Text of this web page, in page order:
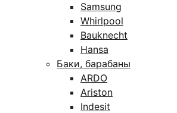
Samsung
Whirlpool
Bauknecht
Hansa
Баки, барабаны
ARDO
Ariston
Indesit